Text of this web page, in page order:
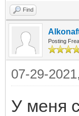
Find
Posting
07-29-
У меня